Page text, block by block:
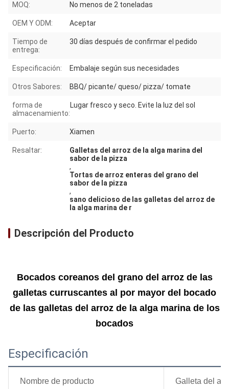
MOQ: No menos de 2 toneladas
OEM Y ODM: Aceptar
Tiempo de
entrega:
30 días después de confirmar el pedido
Especificación: Embalaje según sus necesidades
Otros Sabores: BBQ/ picante/ queso/ pizza/ tomate
forma de
almacenamiento:
Lugar fresco y seco. Evite la luz del sol
Puerto: Xiamen
Resaltar:
Galletas del arroz de la alga marina del
sabor de la pizza
,
Tortas de arroz enteras del grano del
sabor de la pizza
,
sano delicioso de las galletas del arroz de
la alga marina de r
Descripción del Producto
Bocados coreanos del grano del arroz de las
galletas curruscantes al por mayor del bocado
de las galletas del arroz de la alga marina de los
bocados
Especificación
Nombre de producto Galleta del